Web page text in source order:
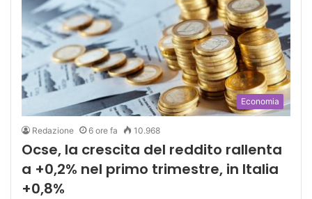
Economia
Redazione 6 ore fa 10.968
Ocse, la crescita del reddito rallenta
a +0,2% nel primo trimestre, in Italia
+0,8%